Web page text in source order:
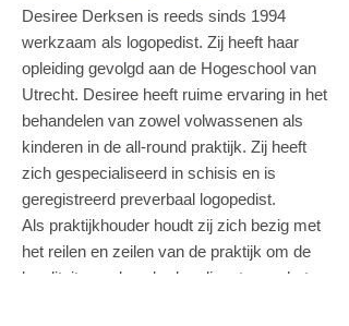
Desiree Derksen is reeds sinds 1994
werkzaam als logopedist. Zij heeft haar
opleiding gevolgd aan de Hogeschool van
Utrecht. Desiree heeft ruime ervaring in het
behandelen van zowel volwassenen als
kinderen in de all-round praktijk. Zij heeft
zich gespecialiseerd in schisis en is
geregistreerd preverbaal logopedist.
Als praktijkhouder houdt zij zich bezig met
het reilen en zeilen van de praktijk om de
kwaliteit van de geboden diensten en het